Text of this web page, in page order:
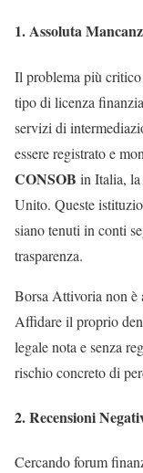
1. Assoluta
Il problema più critico
tipo di licenza
servizi di
essere registrato e
CONSOB in Italia, la
Unito. Queste
siano tenuti in conti
trasparenza.
Borsa Attivoria non è
Affidare il proprio
legale nota e senza
rischio concreto di
2. Recensioni
Cercando forum